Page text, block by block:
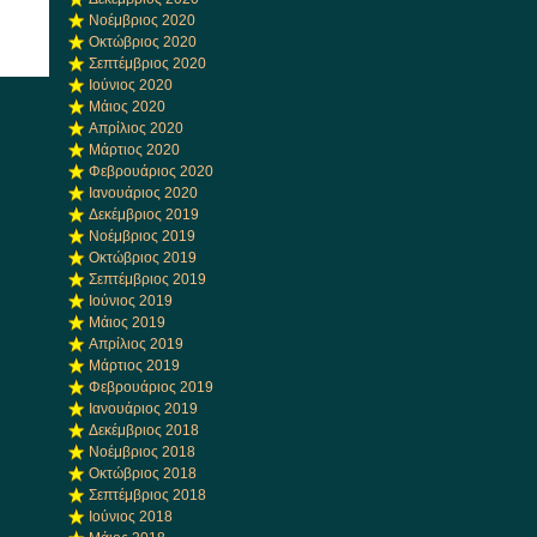
Νοέμβριος 2020
Οκτώβριος 2020
Σεπτέμβριος 2020
Ιούνιος 2020
Μάιος 2020
Απρίλιος 2020
Μάρτιος 2020
Φεβρουάριος 2020
Ιανουάριος 2020
Δεκέμβριος 2019
Νοέμβριος 2019
Οκτώβριος 2019
Σεπτέμβριος 2019
Ιούνιος 2019
Μάιος 2019
Απρίλιος 2019
Μάρτιος 2019
Φεβρουάριος 2019
Ιανουάριος 2019
Δεκέμβριος 2018
Νοέμβριος 2018
Οκτώβριος 2018
Σεπτέμβριος 2018
Ιούνιος 2018